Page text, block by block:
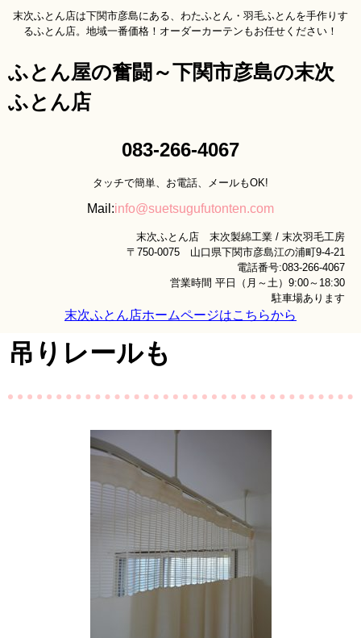
ふとん屋の奮闘～下関市彦島の末次
ふとん店
末次ふとん店は下関市彦島にある、わたふとん・羽毛ふとんを手作りす
るふとん店。地域一番価格！オーダーカーテンもお任せください！
083-266-4067
タッチで簡単、お電話、メールもOK!
Mail:info@suetsugufutonten.com
末次ふとん店 末次製綿工業 / 末次羽毛工房
〒750-0075 山口県下関市彦島江の浦町9-4-21
電話番号:083-266-4067
営業時間 平日（月～土）9:00～18:30
駐車場あります
末次ふとん店ホームページはこちらから
吊りレールも